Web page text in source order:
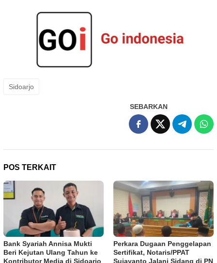
Sidoarjo
SEBARKAN
POS TERKAIT
Bank Syariah Annisa Mukti
Beri Kejutan Ulang Tahun ke
Kontributor Media di Sidoarjo
Perkara Dugaan Penggelapan
Sertifikat, Notaris/PPAT
Sujayanto Jalani Sidang di PN